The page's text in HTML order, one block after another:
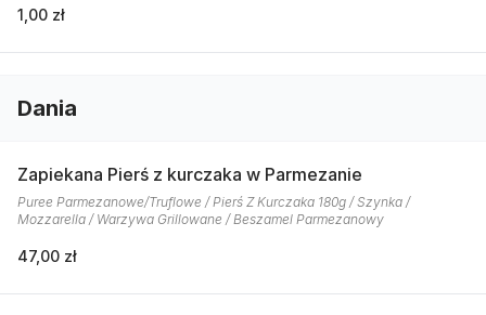
1,00 zł
Dania
Zapiekana Pierś z kurczaka w Parmezanie
Puree Parmezanowe/Truflowe / Pierś Z Kurczaka 180g / Szynka /
Mozzarella / Warzywa Grillowane / Beszamel Parmezanowy
47,00 zł